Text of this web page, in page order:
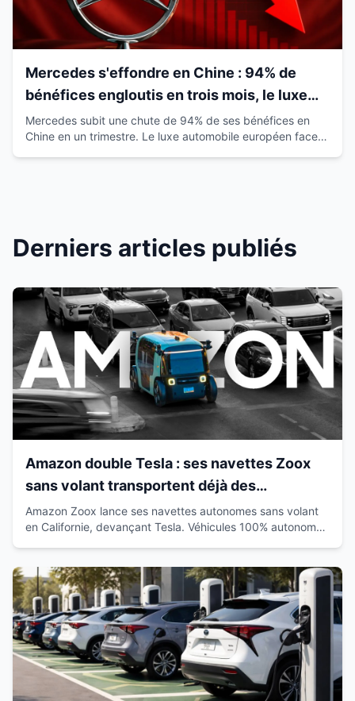
Mercedes s'effondre en Chine : 94% de
bénéfices engloutis en trois mois, le luxe
européen vacille
Mercedes subit une chute de 94% de ses bénéfices en
Chine en un trimestre. Le luxe automobile européen face à
Derniers articles publiés
Amazon double Tesla : ses navettes Zoox
sans volant transportent déjà des
passagers en Californie
Amazon Zoox lance ses navettes autonomes sans volant
en Californie, devançant Tesla. Véhicules 100% autonomes